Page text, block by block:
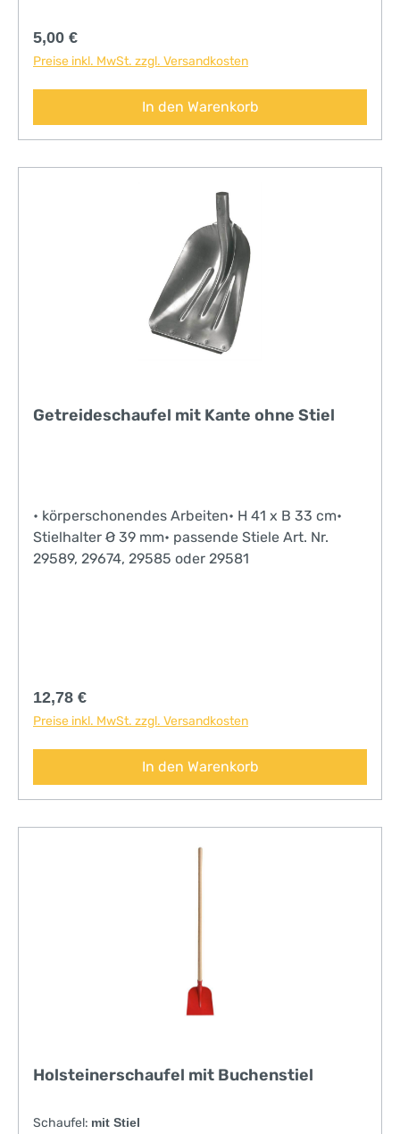
Regulärer Preis:
5,00 €
Preise inkl. MwSt. zzgl. Versandkosten
In den Warenkorb
Getreideschaufel mit Kante ohne Stiel
• körperschonendes Arbeiten• H 41 x B 33 cm•
Stielhalter Ø 39 mm• passende Stiele Art. Nr.
29589, 29674, 29585 oder 29581
Regulärer Preis:
12,78 €
Preise inkl. MwSt. zzgl. Versandkosten
In den Warenkorb
Holsteinerschaufel mit Buchenstiel
Schaufel: mit Stiel